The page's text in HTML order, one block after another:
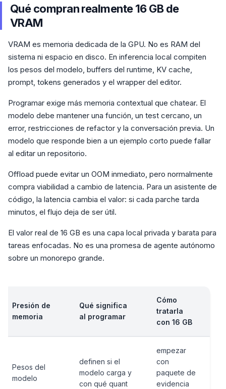
Qué compran realmente 16 GB de
VRAM
VRAM es memoria dedicada de la GPU. No es RAM del
sistema ni espacio en disco. En inferencia local compiten
los pesos del modelo, buffers del runtime, KV cache,
prompt, tokens generados y el wrapper del editor.
Programar exige más memoria contextual que chatear. El
modelo debe mantener una función, un test cercano, un
error, restricciones de refactor y la conversación previa. Un
modelo que responde bien a un ejemplo corto puede fallar
al editar un repositorio.
Offload puede evitar un OOM inmediato, pero normalmente
compra viabilidad a cambio de latencia. Para un asistente de
código, la latencia cambia el valor: si cada parche tarda
minutos, el flujo deja de ser útil.
El valor real de 16 GB es una capa local privada y barata para
tareas enfocadas. No es una promesa de agente autónomo
sobre un monorepo grande.
Presión de
memoria
Qué significa
al programar
Cómo
tratarla
con 16 GB
Pesos del
modelo
definen si el
modelo carga y
con qué quant
empezar
con
paquete de
evidencia